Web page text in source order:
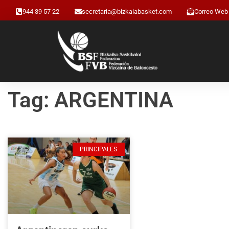
944 39 57 22 secretaria@bizkaiabasket.com Correo Web
Tag: ARGENTINA
PRINCIPALES